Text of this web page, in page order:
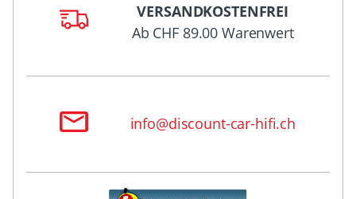
VERSANDKOSTENFREI
Ab CHF 89.00 Warenwert
info@discount-car-hifi.ch